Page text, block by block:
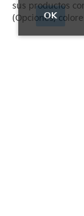
sus productos
(Opciones,
OK